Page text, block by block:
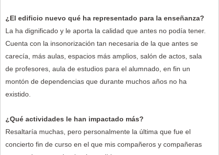
¿El edificio nuevo qué ha representado para la enseñanza?
La ha dignificado y le aporta la calidad que antes no podía tener.
Cuenta con la insonorización tan necesaria de la que antes se
carecía, más aulas, espacios más amplios, salón de actos, sala
de profesores, aula de estudios para el alumnado, en fin un
montón de dependencias que durante muchos años no ha
existido.
¿Qué actividades le han impactado más?
Resaltaría muchas, pero personalmente la última que fue el
concierto fin de curso en el que mis compañeros y compañeras